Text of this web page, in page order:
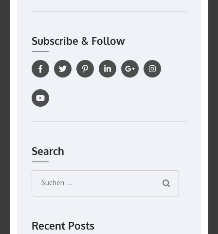
Subscribe & Follow
Search
Suchen
nach:
Recent Posts